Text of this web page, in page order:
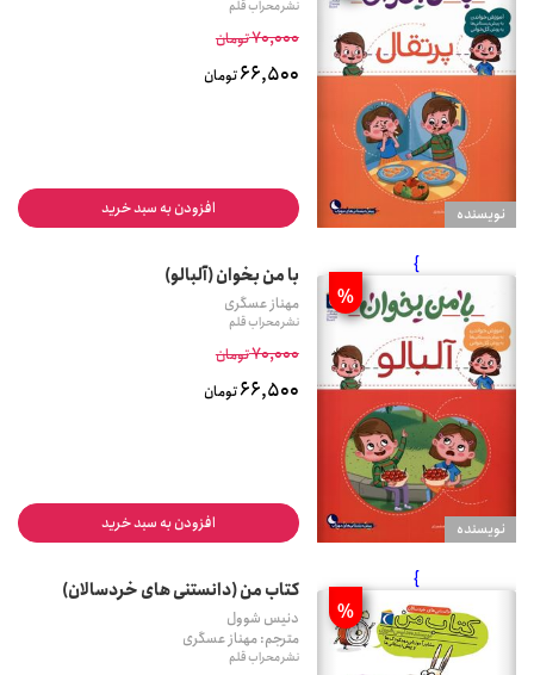
نويسنده
نشر محراب قلم
70,000تومان
66,500تومان
افزودن به سبد خرید
نويسنده
}
%
با من بخوان (آلبالو)
مهناز عسگری
نشر محراب قلم
70,000تومان
66,500تومان
افزودن به سبد خرید
}
%
کتاب من (دانستنی های خردسالان)
دنیس شوول
مترجم: مهناز عسگری
نشر محراب قلم